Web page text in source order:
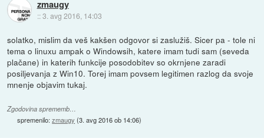
zmaugy
::3. avg 2016, 14:03
solatko, mislim da veš kakšen odgovor si zaslužiš. Sicer pa - tole ni
tema o linuxu ampak o Windowsih, katere imam tudi sam (seveda
plačane) in katerih funkcije posodobitev so okrnjene zaradi
posiljevanja z Win10. Torej imam povsem legitimen razlog da svoje
mnenje objavim tukaj.
Zgodovina sprememb…
spremenilo:zmaugy (3. avg 2016 ob 14:06)